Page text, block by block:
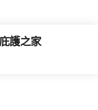
護之家